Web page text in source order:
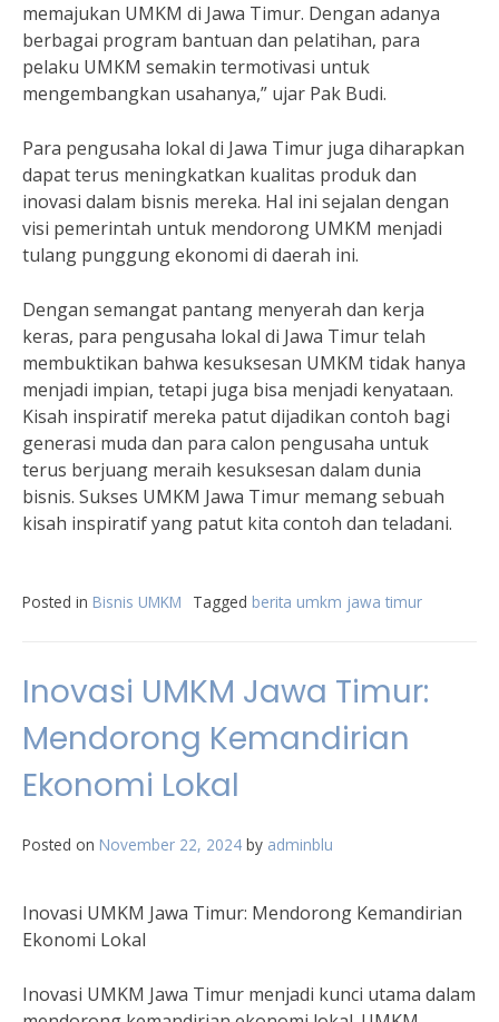
memajukan UMKM di Jawa Timur. Dengan adanya
berbagai program bantuan dan pelatihan, para
pelaku UMKM semakin termotivasi untuk
mengembangkan usahanya,” ujar Pak Budi.
Para pengusaha lokal di Jawa Timur juga diharapkan
dapat terus meningkatkan kualitas produk dan
inovasi dalam bisnis mereka. Hal ini sejalan dengan
visi pemerintah untuk mendorong UMKM menjadi
tulang punggung ekonomi di daerah ini.
Dengan semangat pantang menyerah dan kerja
keras, para pengusaha lokal di Jawa Timur telah
membuktikan bahwa kesuksesan UMKM tidak hanya
menjadi impian, tetapi juga bisa menjadi kenyataan.
Kisah inspiratif mereka patut dijadikan contoh bagi
generasi muda dan para calon pengusaha untuk
terus berjuang meraih kesuksesan dalam dunia
bisnis. Sukses UMKM Jawa Timur memang sebuah
kisah inspiratif yang patut kita contoh dan teladani.
Posted in Bisnis UMKM Tagged berita umkm jawa timur
Inovasi UMKM Jawa Timur:
Mendorong Kemandirian
Ekonomi Lokal
Posted on November 22, 2024 by adminblu
Inovasi UMKM Jawa Timur: Mendorong Kemandirian
Ekonomi Lokal
Inovasi UMKM Jawa Timur menjadi kunci utama dalam